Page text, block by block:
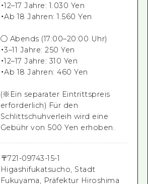
・12–17 Jahre: 1.030 Yen
・Ab 18 Jahren: 1.560 Yen
○ Abends (17:00–20:00 Uhr)
・3–11 Jahre: 250 Yen
・12–17 Jahre: 310 Yen
・Ab 18 Jahren: 460 Yen
(※Ein separater Eintrittspreis
erforderlich) Für den
Schlittschuhverleih wird eine
Gebühr von 500 Yen erhoben.
〒721-09743-15-1
Higashifukatsucho, Stadt
Fukuyama, Präfektur Hiroshima